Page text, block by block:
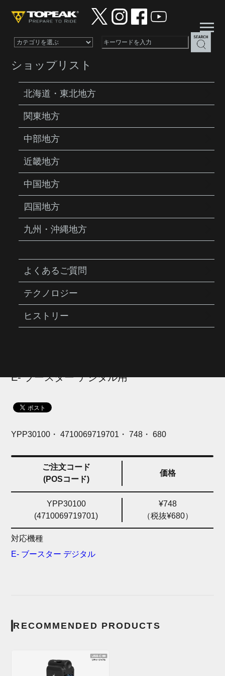
ショップリスト
北海道・東北地方
関東地方
中部地方
近畿地方
中国地方
四国地方
九州・沖縄地方
よくあるご質問
テクノロジー
ヒストリー
PRODUCTS
YPP30100
リビルド キット（TRK-P032-
1）
E- ブースター デジタル用
YPP30100・ 4710069719701・ 748・ 680
ご注文コード
(POSコード)
価格
YPP30100
(4710069719701)
¥748
（税抜¥680）
対応機種
E- ブースター デジタル
RECOMMENDED PRODUCTS